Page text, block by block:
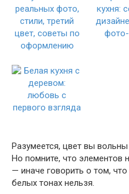
Разумеется, цвет вы
Но помните, что
— иначе говорить о том,
белых тонах нельзя.